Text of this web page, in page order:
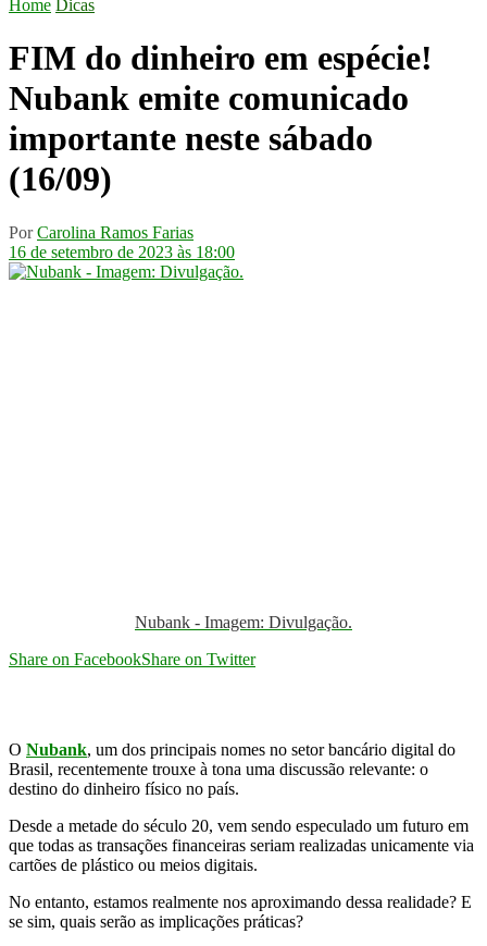
Home Dicas
FIM do dinheiro em espécie!
Nubank emite comunicado
importante neste sábado
(16/09)
Por Carolina Ramos Farias
16 de setembro de 2023 às 18:00
Nubank - Imagem: Divulgação.
Share on FacebookShare on Twitter
O Nubank, um dos principais nomes no setor bancário digital do
Brasil, recentemente trouxe à tona uma discussão relevante: o
destino do dinheiro físico no país.
Desde a metade do século 20, vem sendo especulado um futuro em
que todas as transações financeiras seriam realizadas unicamente via
cartões de plástico ou meios digitais.
No entanto, estamos realmente nos aproximando dessa realidade? E
se sim, quais serão as implicações práticas?